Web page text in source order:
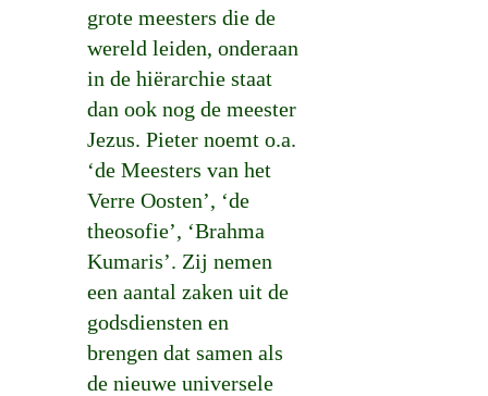
grote meesters die de
wereld leiden, onderaan
in de hiërarchie staat
dan ook nog de meester
Jezus. Pieter noemt o.a.
‘de Meesters van het
Verre Oosten’, ‘de
theosofie’, ‘Brahma
Kumaris’. Zij nemen
een aantal zaken uit de
godsdiensten en
brengen dat samen als
de nieuwe universele